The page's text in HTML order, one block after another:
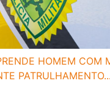
HOMEM COM
PATRULHAMENTO...